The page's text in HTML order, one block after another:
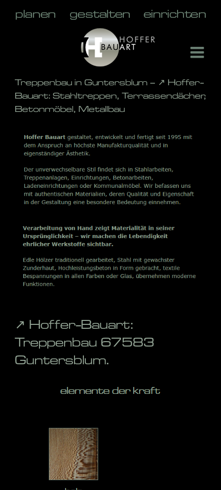
Treppenbau in Guntersblum – ↗️ Hoffer-
Bauart: Stahltreppen, Terrassendächer,
Betonmöbel, Metallbau
↗️ Hoffer-Bauart:
Treppenbau 67583
Guntersblum.